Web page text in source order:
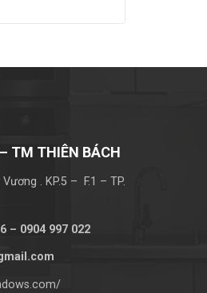
TM THIÊN BÁCH
. KP.5 – F.1 – TP.
– 0904 997 022